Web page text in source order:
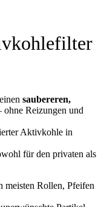
saubereren,
ohne Reizungen und
Aktivkohle in
für den privaten als
meisten Rollen, Pfeifen